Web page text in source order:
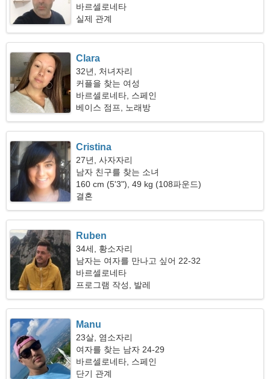
합니다
바르셀로네타
실제 관계
Clara
32년, 처녀자리
커플을 찾는 여성
바르셀로네타, 스페인
베이스 점프, 노래방
Cristina
27년, 사자자리
남자 친구를 찾는 소녀
160 cm (5'3"), 49 kg (108파운드)
결혼
Ruben
34세, 황소자리
남자는 여자를 만나고 싶어 22-32
바르셀로네타
프로그램 작성, 발레
Manu
23살, 염소자리
여자를 찾는 남자 24-29
바르셀로네타, 스페인
단기 관계